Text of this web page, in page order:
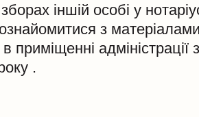
іншій особі у
з
приміщенні адміністрації
.